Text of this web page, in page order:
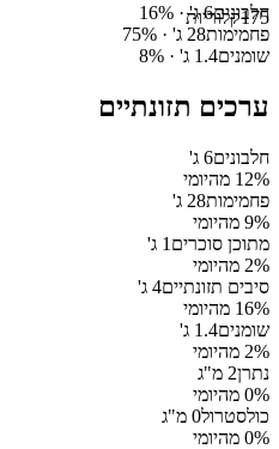
175קלוריותחלבונים6ג' · 16%
פחמימות28 ג' · 75%
שומנים1.4 ג' · 8%
ערכים תזונתיים
חלבונים6 ג'
12% מהיומי
פחמימות28 ג'
9% מהיומי
מתוכן סוכרים 1 ג'
2% מהיומי
סיבים תזונתיים4 ג'
16% מהיומי
שומנים1.4 ג'
2% מהיומי
נתרן2 מ"ג
0% מהיומי
כולסטרול0 מ"ג
0% מהיומי